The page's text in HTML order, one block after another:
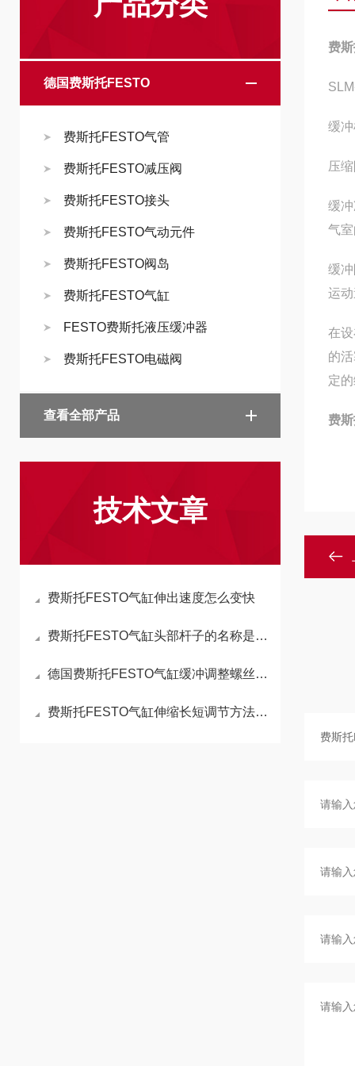
德国费斯托FESTO
费斯托FESTO气管
费斯托FESTO减压阀
费斯托FESTO接头
费斯托FESTO气动元件
费斯托FESTO阀岛
费斯托FESTO气缸
FESTO费斯托液压缓冲器
费斯托FESTO电磁阀
查看全部产品
技术文章
费斯托FESTO气缸伸出速度怎么变快
费斯托FESTO气缸头部杆子的名称是什么
德国费斯托FESTO气缸缓冲调整螺丝的功能与调整方法
费斯托FESTO气缸伸缩长短调节方法分享
费
缓
压
缓
气
缓
运
在
的
定
费